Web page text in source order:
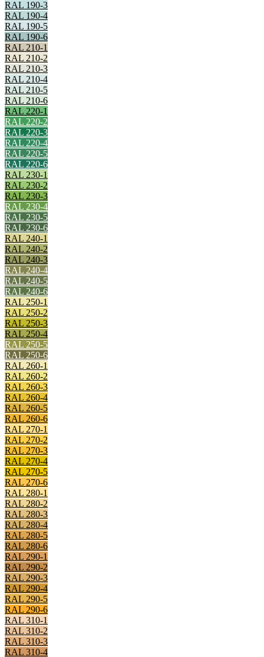
RAL 190-3
RAL 190-4
RAL 190-5
RAL 190-6
RAL 210-1
RAL 210-2
RAL 210-3
RAL 210-4
RAL 210-5
RAL 210-6
RAL 220-1
RAL 220-2
RAL 220-3
RAL 220-4
RAL 220-5
RAL 220-6
RAL 230-1
RAL 230-2
RAL 230-3
RAL 230-4
RAL 230-5
RAL 230-6
RAL 240-1
RAL 240-2
RAL 240-3
RAL 240-4
RAL 240-5
RAL 240-6
RAL 250-1
RAL 250-2
RAL 250-3
RAL 250-4
RAL 250-5
RAL 250-6
RAL 260-1
RAL 260-2
RAL 260-3
RAL 260-4
RAL 260-5
RAL 260-6
RAL 270-1
RAL 270-2
RAL 270-3
RAL 270-4
RAL 270-5
RAL 270-6
RAL 280-1
RAL 280-2
RAL 280-3
RAL 280-4
RAL 280-5
RAL 280-6
RAL 290-1
RAL 290-2
RAL 290-3
RAL 290-4
RAL 290-5
RAL 290-6
RAL 310-1
RAL 310-2
RAL 310-3
RAL 310-4